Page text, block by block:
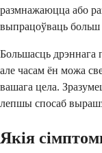
размнажаюцца або
выпрацоўваць больш
Большасць дрэннага
але часам ён можа
вашага цела.
лепшы спосаб
Якія